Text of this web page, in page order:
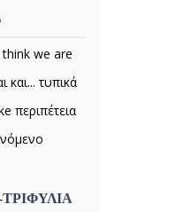
we are
και... τυπικά
περιπέτεια
ΤΡΙΦΥΛΙΑ